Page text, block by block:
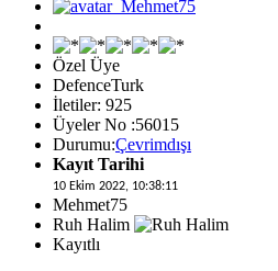
Özel Üye
DefenceTurk
İletiler: 925
Üyeler No :56015
Durumu:Çevrimdışı
Kayıt Tarihi
10 Ekim 2022, 10:38:11
Mehmet75
Ruh Halim
Kayıtlı